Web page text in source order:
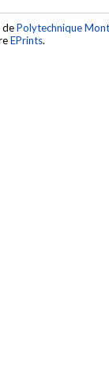
dePolytechnique
EPrints.